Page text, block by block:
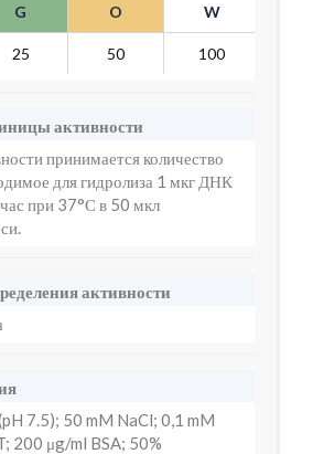
G O W
25 50 100
активности
принимается количество
для гидролиза 1 мкг ДНК
при 37°С в 50 мкл
активности
7.5); 50 mM NaCl; 0,1 mM
200 μg/ml BSA; 50%